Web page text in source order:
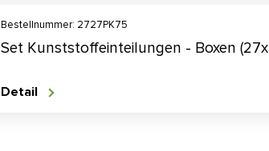
Bestellnummer: 2727PK75
Set Kunststoffeinteilungen - Boxen
Detail